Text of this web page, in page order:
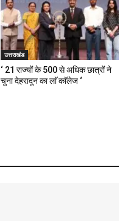
उत्तराखंड
‘ 21 राज्यों के 500 से अधिक छात्रों ने
चुना देहरादून का लाॅ काॅलेज ‘